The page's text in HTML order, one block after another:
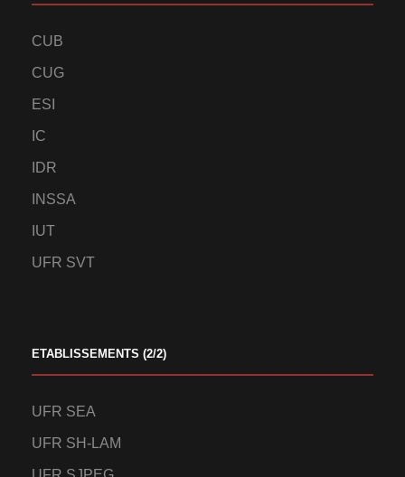
CUB
CUG
ESI
IC
IDR
INSSA
IUT
UFR SVT
ETABLISSEMENTS (2/2)
UFR SEA
UFR SH-LAM